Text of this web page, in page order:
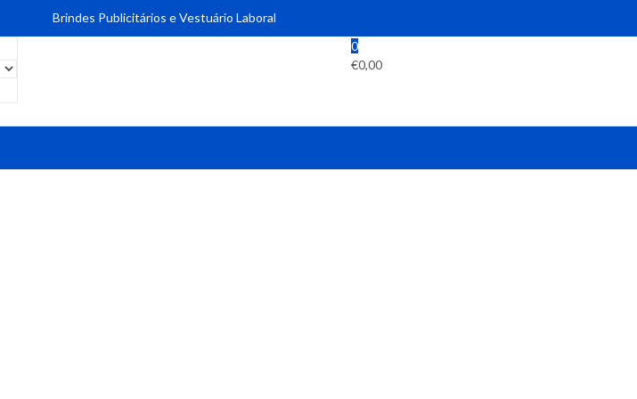
Brindes Publicitários e Vestuário Laboral
0
€0,00